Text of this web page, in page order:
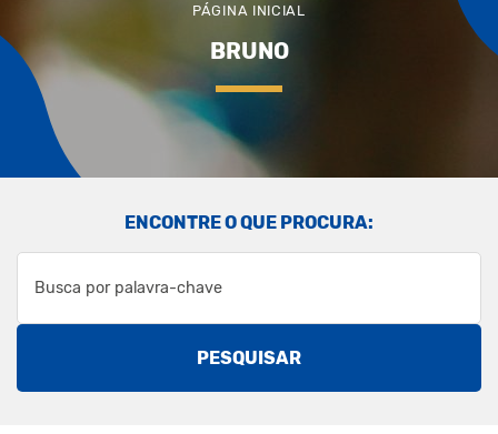
PÁGINA INICIAL
BRUNO
ENCONTRE O QUE PROCURA:
PESQUISAR